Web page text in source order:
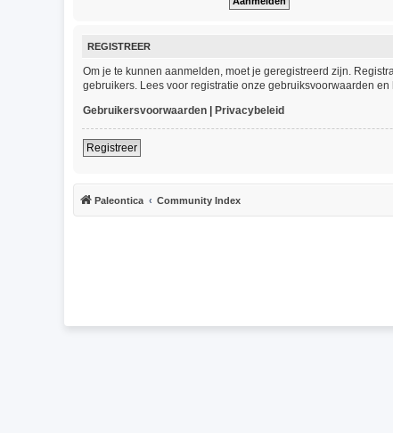
REGISTREER
Om je te kunnen aanmelden, moet je geregistreerd zijn.
gebruikers. Lees voor registratie onze gebruiksvoorwaarden
Gebruikersvoorwaarden | Privacybeleid
Registreer
Paleontica Community Index